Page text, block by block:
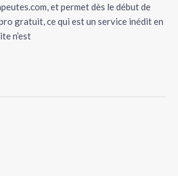
et permet dès le début de
gratuit, ce qui est un service inédit en
n’est